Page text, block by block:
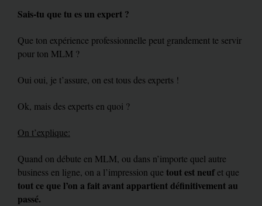
Sais-tu que tu es un expert ?
Que ton expérience professionnelle peut grandement te servir
pour ton MLM ?
Oui oui, je t’assure, on est tous des experts !
Ok, mais des experts en quoi ?
On t’explique:
Quand on débute en MLM, ou dans n’importe quel autre
business en ligne, on a l’impression que tout est neufet que
tout ce que l’on a fait avant appartient définitivement au
passé.